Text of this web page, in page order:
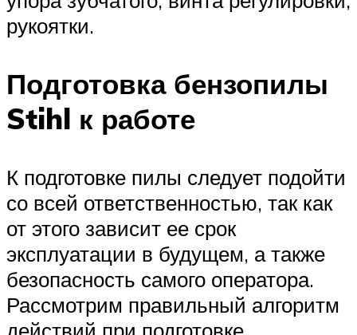
рукоятки.
Подготовка бензопилы
Stihl к работе
К подготовке пилы следует подойти
со всей ответственностью, так как
от этого зависит ее срок
эксплуатации в будущем, а также
безопасность самого оператора.
Рассмотрим правильный алгоритм